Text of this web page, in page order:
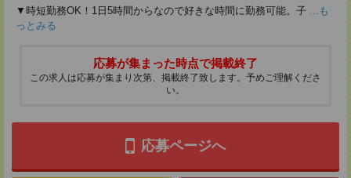
▼時短勤務OK！1日5時間からなので好きな時間に勤務可能。子 ...も
っとみる
応募が集まった時点で掲載終了
この求人は応募が集まり次第、掲載終了致します。予めご理解くださ
い。
応募ページへ